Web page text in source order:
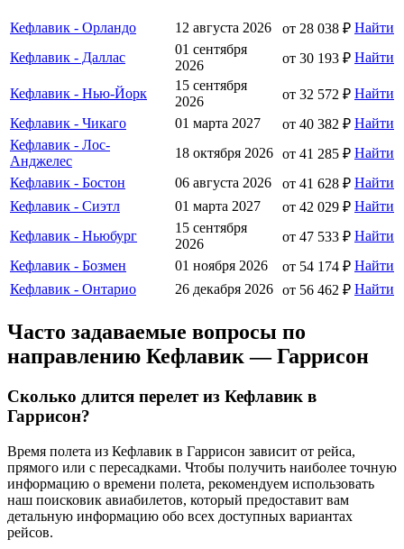
Кефлавик - Орландо 12 августа 2026 от 28 038 ₽ Найти
Кефлавик - Даллас
01 сентября
2026
от 30 193 ₽ Найти
Кефлавик - Нью-Йорк
15 сентября
2026
от 32 572 ₽ Найти
Кефлавик - Чикаго
01 марта 2027 от 40 382 ₽ Найти
Кефлавик - Лос-
Анджелес
18 октября 2026 от 41 285 ₽ Найти
Кефлавик - Бостон
06 августа 2026 от 41 628 ₽ Найти
Кефлавик - Сиэтл
01 марта 2027 от 42 029 ₽ Найти
Кефлавик - Ньюбург
15 сентября
2026
от 47 533 ₽ Найти
Кефлавик - Бозмен
01 ноября 2026 от 54 174 ₽ Найти
Кефлавик - Онтарио
26 декабря 2026 от 56 462 ₽ Найти
Часто задаваемые вопросы по
направлению Кефлавик — Гаррисон
Сколько длится перелет из Кефлавик в
Гаррисон?
Время полета из Кефлавик в Гаррисон зависит от рейса,
прямого или с пересадками. Чтобы получить наиболее точную
информацию о времени полета, рекомендуем использовать
наш поисковик авиабилетов, который предоставит вам
детальную информацию обо всех доступных вариантах
рейсов.